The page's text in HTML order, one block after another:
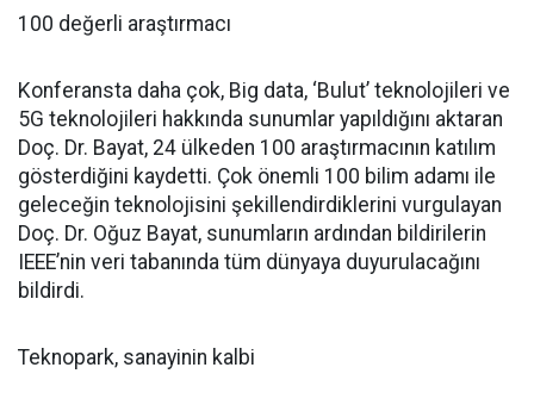
100 değerli araştırmacı
Konferansta daha çok, Big data, ‘Bulut’ teknolojileri ve
5G teknolojileri hakkında sunumlar yapıldığını aktaran
Doç. Dr. Bayat, 24 ülkeden 100 araştırmacının katılım
gösterdiğini kaydetti. Çok önemli 100 bilim adamı ile
geleceğin teknolojisini şekillendirdiklerini vurgulayan
Doç. Dr. Oğuz Bayat, sunumların ardından bildirilerin
IEEE’nin veri tabanında tüm dünyaya duyurulacağını
bildirdi.
Teknopark, sanayinin kalbi